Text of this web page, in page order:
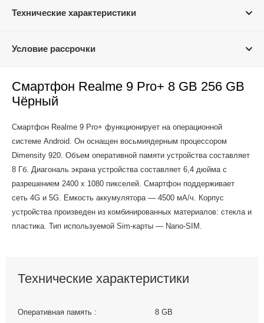
Технические характеристики
Условие рассрочки
Смартфон Realme 9 Pro+ 8 GB 256 GB
Чёрный
Смартфон Realme 9 Pro+ функционирует на операционной
системе Android. Он оснащен восьмиядерным процессором
Dimensity 920. Объем оперативной памяти устройства составляет
8 Гб. Диагональ экрана устройства составляет 6,4 дюйма с
разрешением 2400 x 1080 пикселей. Смартфон поддерживает
сеть 4G и 5G. Емкость аккумулятора — 4500 мА/ч. Корпус
устройства произведен из комбинированных материалов: стекла и
пластика. Тип используемой Sim-карты — Nano-SIM.
Технические характеристики
Оперативная память : 8 GB